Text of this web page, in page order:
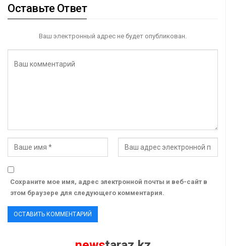
Оставьте Ответ
Ваш электронный адрес не будет опубликован.
Сохраните мое имя, адрес электронной почты и веб-сайт в
этом браузере для следующего комментария.